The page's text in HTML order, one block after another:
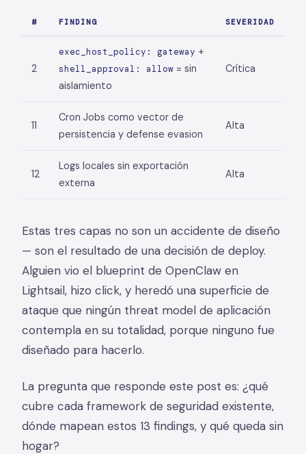
# FINDING SEVERIDAD
2
exec_host_policy: gateway +
shell_approval: allow = sin
aislamiento
Crítica
11
Cron Jobs como vector de
persistencia y defense evasion
Alta
12
Logs locales sin exportación
externa
Alta
Estas tres capas no son un accidente de diseño
— son el resultado de una decisión de deploy.
Alguien vio el blueprint de OpenClaw en
Lightsail, hizo click, y heredó una superficie de
ataque que ningún threat model de aplicación
contempla en su totalidad, porque ninguno fue
diseñado para hacerlo.
La pregunta que responde este post es: ¿qué
cubre cada framework de seguridad existente,
dónde mapean estos 13 findings, y qué queda sin
hogar?